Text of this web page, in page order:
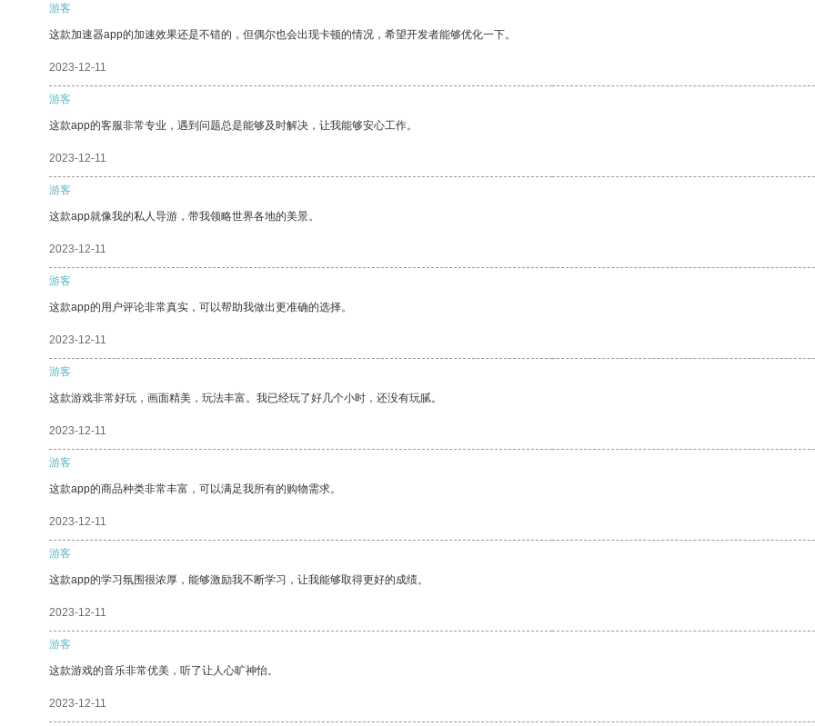
游客
这款加速器app的加速效果还是不错的，但偶尔也会出现卡顿的情况，希望开发者能够优化一下。
2023-12-11
游客
这款app的客服非常专业，遇到问题总是能够及时解决，让我能够安心工作。
2023-12-11
游客
这款app就像我的私人导游，带我领略世界各地的美景。
2023-12-11
游客
这款app的用户评论非常真实，可以帮助我做出更准确的选择。
2023-12-11
游客
这款游戏非常好玩，画面精美，玩法丰富。我已经玩了好几个小时，还没有玩腻。
2023-12-11
游客
这款app的商品种类非常丰富，可以满足我所有的购物需求。
2023-12-11
游客
这款app的学习氛围很浓厚，能够激励我不断学习，让我能够取得更好的成绩。
2023-12-11
游客
这款游戏的音乐非常优美，听了让人心旷神怡。
2023-12-11